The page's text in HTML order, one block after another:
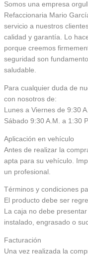
Somos una empresa
Refaccionaria Mario
servicio a nuestros
calidad y garantía. Lo
porque creemos
seguridad son
saludable.
Para cualquier duda de
con nosotros de:
Lunes a Viernes de 9:30
Sábado 9:30 A.M. a 1:30
Aplicación en vehículo
Antes de realizar la
apta para su vehículo.
un profesional.
Términos y condiciones
El producto debe ser
La caja no debe
instalado, engrasado o
Facturación
Una vez realizada la